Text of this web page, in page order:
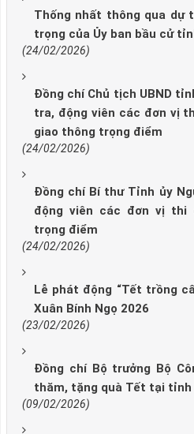
Thống nhất thông qua dự
trọng của Ủy ban bầu cử
(24/02/2026)
Đồng chí Chủ tịch UBND
tra, động viên các đơn vị
giao thông trọng điểm
(24/02/2026)
Đồng chí Bí thư Tỉnh ủy
động viên các đơn vị thi
trọng điểm
(24/02/2026)
Lễ phát động “Tết trồng
Xuân Bính Ngọ 2026
(23/02/2026)
Đồng chí Bộ trưởng Bộ
thăm, tặng quà Tết tại tỉnh
(09/02/2026)